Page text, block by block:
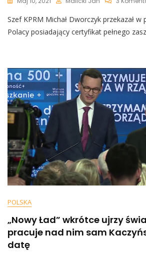
Szef KPRM Michał Dworczyk przekazał w
Polacy posiadający certyfikat pełnego
POLSKA
„Nowy Ład” wkrótce ujrzy
pracuje nad nim sam
datę